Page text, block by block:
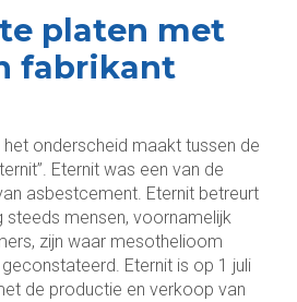
platen met
fabrikant
het onderscheid maakt tussen de
Eternit was een van de
asbestcement. Eternit betreurt
mensen, voornamelijk
zijn waar mesothelioom
Eternit is op 1 juli
de productie en verkoop van